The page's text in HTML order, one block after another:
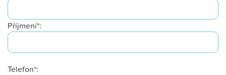
Příjmení*:
Telefon*: